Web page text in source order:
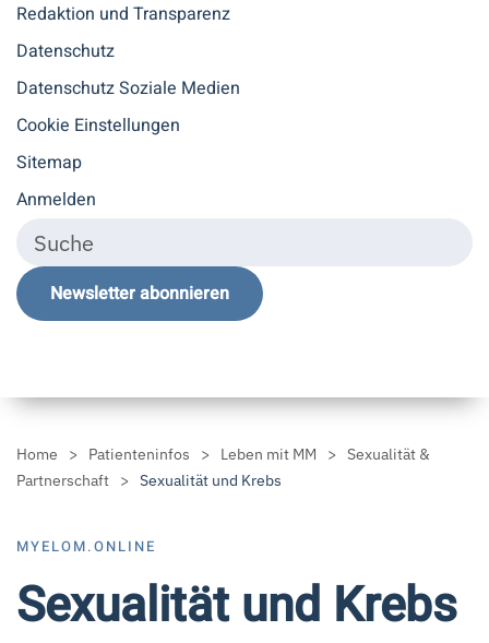
Redaktion und Transparenz
Datenschutz
Datenschutz Soziale Medien
Cookie Einstellungen
Sitemap
Anmelden
Newsletter abonnieren
Home Patienteninfos Leben mit MM
Sexualität &
Partnerschaft
Sexualität und Krebs
MYELOM.ONLINE
Sexualität und Krebs